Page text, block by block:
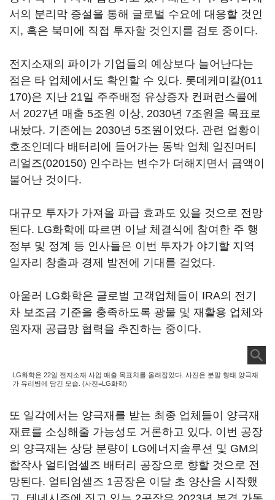
서의 분리막 증설을 통해 글로벌 수요에 대응할 것인
지, 혹은 북미에 직접 투자할 것인지를 검토 중이다.
전지소재의 파이가 기업들의 예상보다 늘어난다는
점은 타 업체에서도 확인할 수 있다. 롯데케미칼(011
170)은 지난 21일 주주배정 유상증자 컨퍼런스콜에
서 2027년 매출 5조원 이상, 2030년 7조원을 목표로
내놨다. 기존에는 2030년 5조원이었다. 관련 업황이
호조인데다 배터리에 들어가는 동박 업체 일진머티
리얼즈(020150) 인수라는 변수가 더해지면서 금액이
불어난 것이다.
대규모 투자가 가져올 파급 효과도 있을 것으로 전망
된다. LG화학에 따르면 이날 체결식에 참여한 주 행
정부 및 정계 등 인사들은 이번 투자가 야기할 지역
일자리 창출과 경제 발전에 기대를 걸었다.
아울러 LG화학은 글로벌 고객업체들이 IRA의 전기
차 보조금 기준을 충족하도록 광물 및 재활용 업체와
원자재 공급망 협력을 추진하는 중이다.
LG화학은 22일 전지소재 사업 매출 목표치를 올려잡았다. 사진은 분말 형태 양극재
가 유리병에 담긴 모습. (사진=LG화학)
또 일각에서는 양극재를 받는 최종 업체들이 양극재
재료를 소싱해줄 가능성도 거론하고 있다. 이번 공장
의 양극재는 상당 분량이 LG에너지솔루션 및 GM의
합작사 얼티엄셀즈 배터리 공장으로 향할 것으로 전
망된다. 얼티엄셀즈 1공장은 이달 초 양산을 시작했